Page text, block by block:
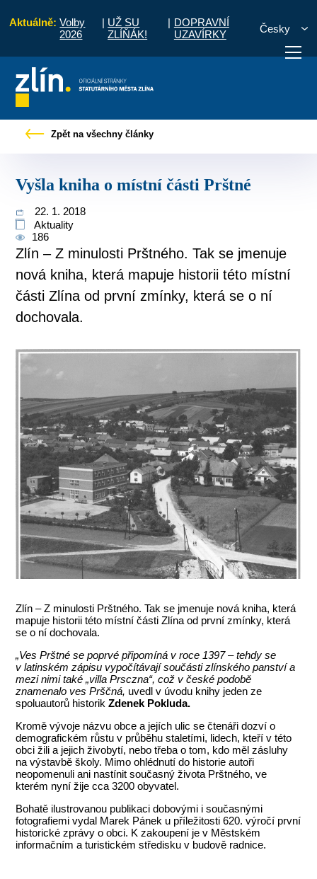
Aktuálně: Volby
2026
| UŽ SU
ZLÍŇÁK!
| DOPRAVNÍ
UZAVÍRKY
Česky
vyřídit Potřebuji zaplatit
Zpět na všechny články
Vyšla kniha o místní části Prštné
22. 1. 2018
Aktuality
186
Zlín – Z minulosti Prštného. Tak se jmenuje
nová kniha, která mapuje historii této místní
části Zlína od první zmínky, která se o ní
dochovala.
Zlín – Z minulosti Prštného. Tak se jmenuje nová kniha, která
mapuje historii této místní části Zlína od první zmínky, která
se o ní dochovala.
„Ves Prštné se poprvé připomíná v roce 1397 – tehdy se
v latinském zápisu vypočítávají součásti zlínského panství a
mezi nimi také „villa Prsczna“, což v české podobě
znamenalo ves Prščná, uvedl v úvodu knihy jeden ze
spoluautorů historikZdenek Pokluda.
Kromě vývoje názvu obce a jejích ulic se čtenáři dozví o
demografickém růstu v průběhu staletími, lidech, kteří v této
obci žili a jejich živobytí, nebo třeba o tom, kdo měl zásluhy
na výstavbě školy. Mimo ohlédnutí do historie autoři
neopomenuli ani nastínit současný života Prštného, ve
kterém nyní žije cca 3200 obyvatel.
Bohatě ilustrovanou publikaci dobovými i současnými
fotografiemi vydal Marek Pánek u příležitosti 620. výročí první
historické zprávy o obci. K zakoupení je v Městském
informačním a turistickém středisku v budově radnice.